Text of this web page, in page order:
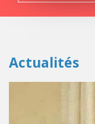
Actualités